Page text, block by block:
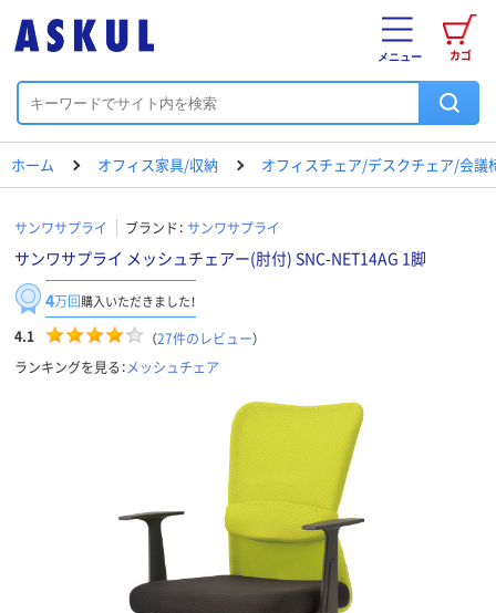
カゴ
メニュー
ホーム オフィス家具/収納 オフィスチェア/デスクチェア/会議
サンワサプライ ブランド： サンワサプライ
サンワサプライ メッシュチェアー(肘付) SNC-NET14AG 1脚
4万回購入いただきました！
4.1 （27件のレビュー）
ランキングを見る：メッシュチェア